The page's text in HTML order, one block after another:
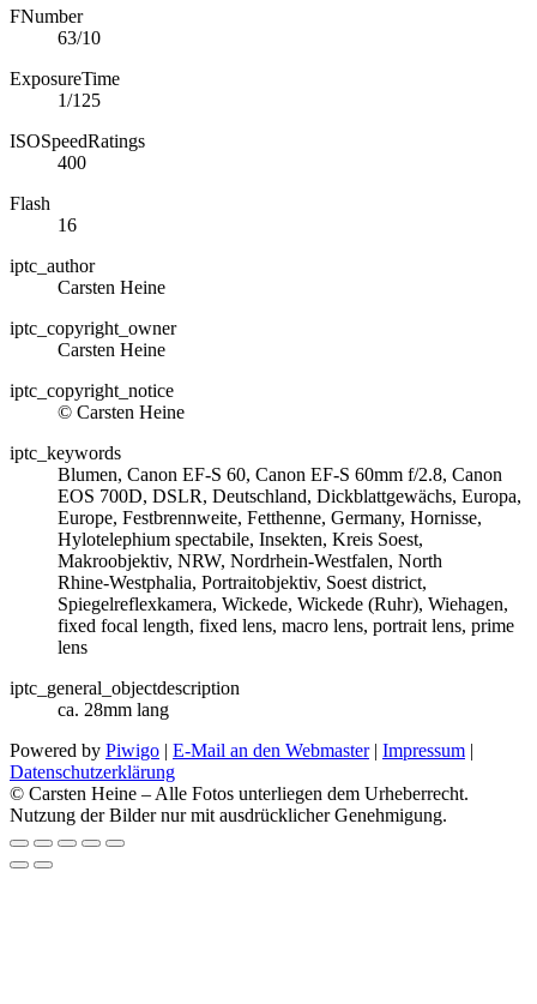
FNumber
63/10
ExposureTime
1/125
ISOSpeedRatings
400
Flash
16
iptc_author
Carsten Heine
iptc_copyright_owner
Carsten Heine
iptc_copyright_notice
© Carsten Heine
iptc_keywords
Blumen, Canon EF-S 60, Canon EF-S 60mm f/2.8, Canon
EOS 700D, DSLR, Deutschland, Dickblattgewächs, Europa,
Europe, Festbrennweite, Fetthenne, Germany, Hornisse,
Hylotelephium spectabile, Insekten, Kreis Soest,
Makroobjektiv, NRW, Nordrhein-Westfalen, North
Rhine‑Westphalia, Portraitobjektiv, Soest district,
Spiegelreflexkamera, Wickede, Wickede (Ruhr), Wiehagen,
fixed focal length, fixed lens, macro lens, portrait lens, prime
lens
iptc_general_objectdescription
ca. 28mm lang
Powered by Piwigo | E-Mail an den Webmaster | Impressum |
Datenschutzerklärung
© Carsten Heine – Alle Fotos unterliegen dem Urheberrecht.
Nutzung der Bilder nur mit ausdrücklicher Genehmigung.